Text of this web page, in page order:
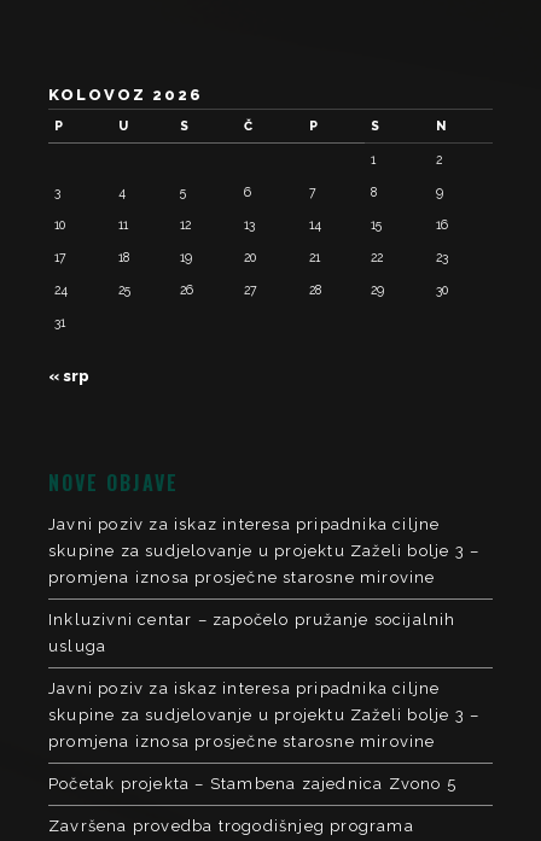
KOLOVOZ 2026
P U S Č P S N
1 2
3 4 5 6 7 8 9
10 11 12 13 14 15 16
17 18 19 20 21 22 23
24 25 26 27 28 29 30
31
« srp
NOVE OBJAVE
Javni poziv za iskaz interesa pripadnika ciljne
skupine za sudjelovanje u projektu Zaželi bolje 3 –
promjena iznosa prosječne starosne mirovine
Inkluzivni centar – započelo pružanje socijalnih
usluga
Javni poziv za iskaz interesa pripadnika ciljne
skupine za sudjelovanje u projektu Zaželi bolje 3 –
promjena iznosa prosječne starosne mirovine
Početak projekta – Stambena zajednica Zvono 5
Završena provedba trogodišnjeg programa